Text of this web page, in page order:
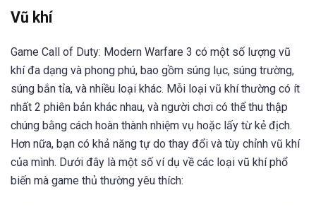
Vũ khí
Game Call of Duty: Modern Warfare 3 có một số lượng vũ
khí đa dạng và phong phú, bao gồm súng lục, súng trường,
súng bắn tỉa, và nhiều loại khác. Mỗi loại vũ khí thường có ít
nhất 2 phiên bản khác nhau, và người chơi có thể thu thập
chúng bằng cách hoàn thành nhiệm vụ hoặc lấy từ kẻ địch.
Hơn nữa, bạn có khả năng tự do thay đổi và tùy chỉnh vũ khí
của mình. Dưới đây là một số ví dụ về các loại vũ khí phổ
biến mà game thủ thường yêu thích: